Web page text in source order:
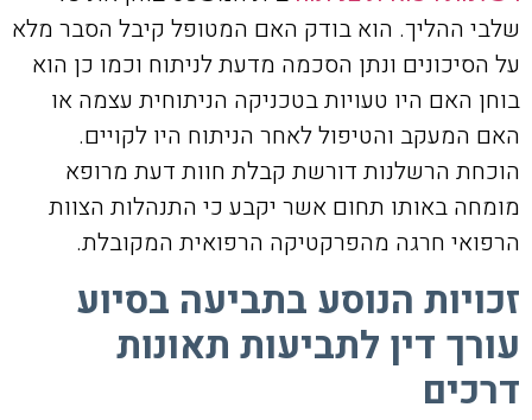
שלבי ההליך. הוא בודק האם המטופל קיבל הסבר מלא
על הסיכונים ונתן הסכמה מדעת לניתוח וכמו כן הוא
בוחן האם היו טעויות בטכניקה הניתוחית עצמה או
האם המעקב והטיפול לאחר הניתוח היו לקויים.
הוכחת הרשלנות דורשת קבלת חוות דעת מרופא
מומחה באותו תחום אשר יקבע כי התנהלות הצוות
הרפואי חרגה מהפרקטיקה הרפואית המקובלת.
זכויות הנוסע בתביעה בסיוע
עורך דין לתביעות תאונות
דרכים